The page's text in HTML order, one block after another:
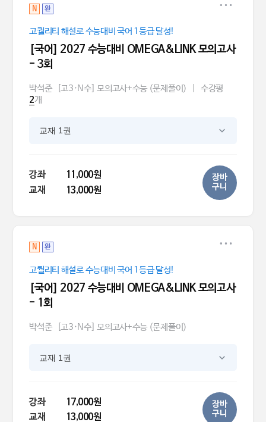
N 완
고퀄리티 해설로 수능대비 국어 1등급 달성!
[국어] 2027 수능대비 OMEGA&LINK 모의고사
- 3회
박석준 [고3·N수] 모의고사+수능 (문제풀이) 수강평
2개
교재 1권
강좌
11,000원
교재
13,000원
장바
구니
N 완
고퀄리티 해설로 수능대비 국어 1등급 달성!
[국어] 2027 수능대비 OMEGA&LINK 모의고사
- 1회
박석준 [고3·N수] 모의고사+수능 (문제풀이)
교재 1권
강좌
17,000원
교재
13,000원
장바
구니